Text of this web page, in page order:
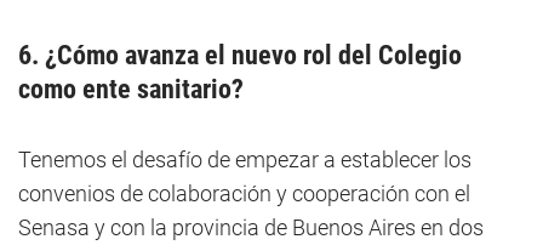
6. ¿Cómo avanza el nuevo rol del Colegio
como ente sanitario?
Tenemos el desafío de empezar a establecer los
convenios de colaboración y cooperación con el
Senasa y con la provincia de Buenos Aires en dos